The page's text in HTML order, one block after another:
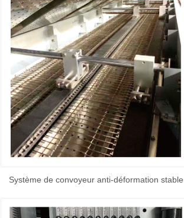
Système de convoyeur anti-déformation stable